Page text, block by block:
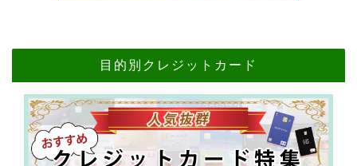
目的別クレジットカード